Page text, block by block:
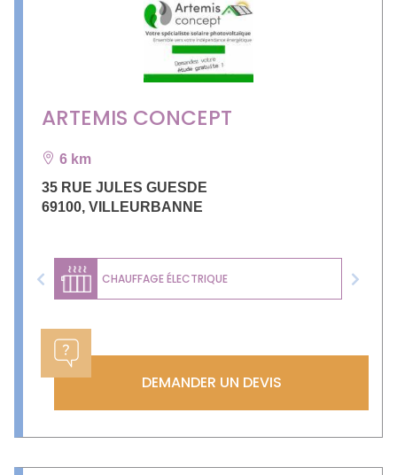
ARTEMIS CONCEPT
6 km
35 RUE JULES GUESDE
69100, VILLEURBANNE
CHAUFFAGE ÉLECTRIQUE
Previous Next
DEMANDER UN DEVIS